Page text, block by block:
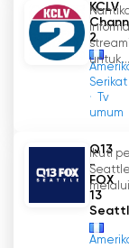
KCLV
2
Serikat
Tv
umum
untuk...
Q13
-
FOX
13
Ikuti